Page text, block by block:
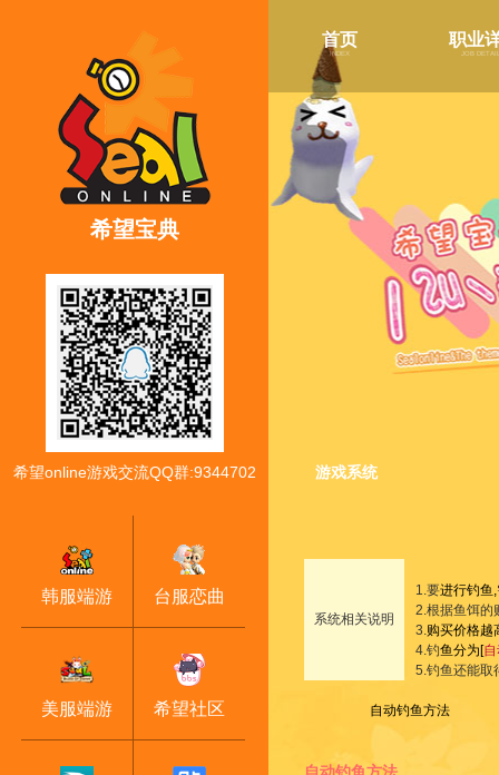
希望宝典
希望online游戏交流QQ群:9344702
韩服端游 台服恋曲
美服端游 希望社区
首页
index
职业
job
游戏系统
系统相关说明
1.要进行钓鱼
2.根据鱼饵的
3.购买价格越
4.钓鱼分为[
5.钓鱼还能取
自动钓鱼方法